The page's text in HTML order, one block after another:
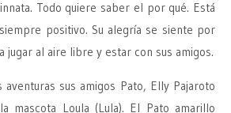
Todo quiere saber el por qué. Está
positivo. Su alegría se siente por
jugar al aire libre y estar con sus amigos.
aventuras sus amigos Pato, Elly Pajaroto
mascota Loula (Lula). El Pato amarillo